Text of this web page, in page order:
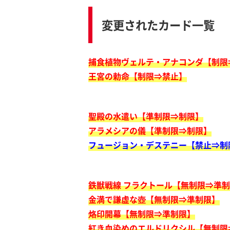
変更されたカード一覧
捕食植物ヴェルテ・アナコンダ【制
王宮の勅命【制限⇒禁止】
聖殿の水遣い【準制限⇒制限】
アラメシアの儀【準制限⇒制限】
フュージョン・デステニー【禁止⇒制
鉄獣戦線 フラクトール【無制限⇒準
金満で謙虚な壺【無制限⇒準制限】
烙印開幕【無制限⇒準制限】